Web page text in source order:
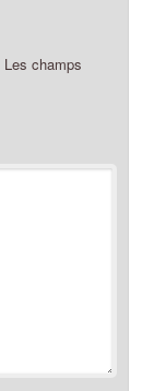
Les champs